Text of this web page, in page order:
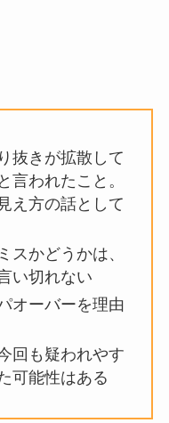
抜きが拡散して
言われたこと。
え方の話として
スかどうかは、
い切れない
オーバーを理由
回も疑われやす
可能性はある